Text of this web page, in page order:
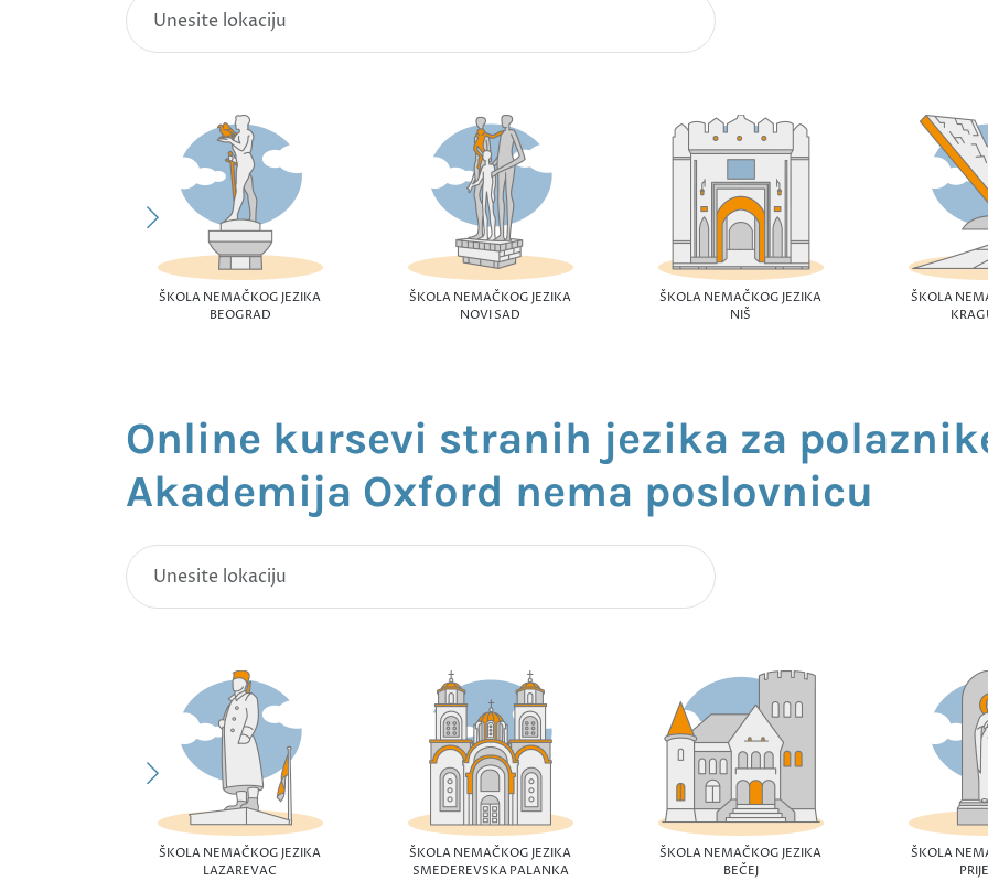
ŠKOLA NEMAČKOG JEZIKA
BEOGRAD
ŠKOLA NEMAČKOG JEZIKA
NOVI SAD
ŠKOLA NEMAČKOG JEZIKA
NIŠ
ŠKOLA
Online kursevi stranih jezika za
Akademija Oxford nema poslovnicu
ŠKOLA NEMAČKOG JEZIKA
LAZAREVAC
ŠKOLA NEMAČKOG JEZIKA
SMEDEREVSKA PALANKA
ŠKOLA NEMAČKOG JEZIKA
BEČEJ
ŠKOLA